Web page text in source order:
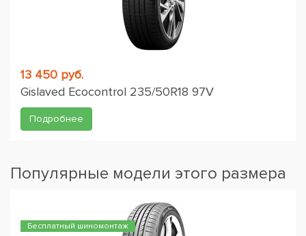
13 450 руб.
Gislaved Ecocontrol 235/50R18 97V
Подробнее
Популярные модели этого размера
Бесплатный шиномонтаж